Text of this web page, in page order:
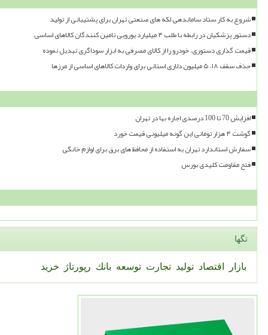
شروع به کار ستاد ساماندهی لکه های صنعتی تهران برای پشتیبانی از تولید
دستور پزشکیان در رابطه با طلب ۴ میلیارد یورویی تامین کنندگان کالاهای اساسی
قیمت گذاری دستوری، خودرو را از کالای مصرفی به ابزار سوداگری تبدیل نموده
حذف سقف ۱۸، ۵ میلیون دلاری استانی برای واردات کالاهای اساسی از مرزها
افزایش 70 تا 100 درصدی اجاره بها در تهران
گوشت ۴ هزار تومانی این گونه میلیونی قیمت خورد
سفارش استاندارد تهران به استفاده از محافظ های برق برای لوازم خانگی
فتح مقاومت کلیدی بورس
تگها
بازار اقتصاد تولید تجارت توسعه بانك رپورتاژ خرید